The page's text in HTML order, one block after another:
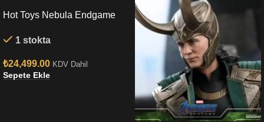
Hot Toys Nebula Endgame
1 stokta
₺24,499.00 KDV Dahil
Sepete Ekle